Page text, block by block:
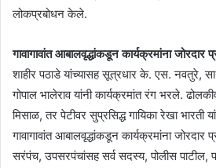
लोकप्रबोधन केले.
गावागावांत आबालवृद्धांकडून कार्यक्रमांना जोरदार
शाहीर पठाडे यांच्यासह सूत्रधार के. एस. नवतुरे,
गोपाल भालेराव यांनी कार्यक्रमांत रंग भरले.
मिसाळ, तर पेटीवर सुप्रसिद्ध गायिका रेखा भारती
गावागावांत आबालवृद्धांकडून कार्यक्रमांना जोरदार
सरंपंच, उपसरपंचांसह सर्व सदस्य, पोलीस पाटील,